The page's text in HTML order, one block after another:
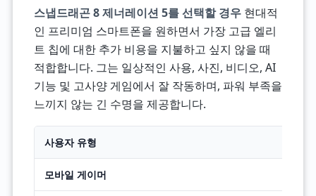
스냅드래곤 8 제너레이션 5를 선택할 경우현대적
인 프리미엄 스마트폰을 원하면서 가장 고급 엘리
트 칩에 대한 추가 비용을 지불하고 싶지 않을 때
적합합니다. 그는 일상적인 사용, 사진, 비디오, AI
기능 및 고사양 게임에서 잘 작동하며, 파워 부족을
느끼지 않는 긴 수명을 제공합니다.
사용자 유형
모바일 게이머